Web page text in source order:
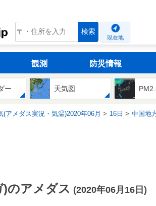
tenki.jp 検索
現在地
観測 防災情報
ー 天気図
(アメダス実況・気温)2020年06月 16日 中国地
のアメダス (2020年06月16日)